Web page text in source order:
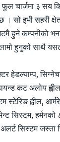
चार्जमा ३ सय
। सो इभी सहरी
हुने कम्पनीको
हुनुको साथै
हेडल्याम्प,
कट अलोय
स्टेरिङ ह्वील,
सिस्टम,
सिस्टम जस्ता